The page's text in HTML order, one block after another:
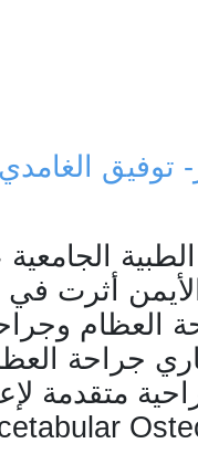
توفيق
أثرت
العظام
جراحة
متقدمة